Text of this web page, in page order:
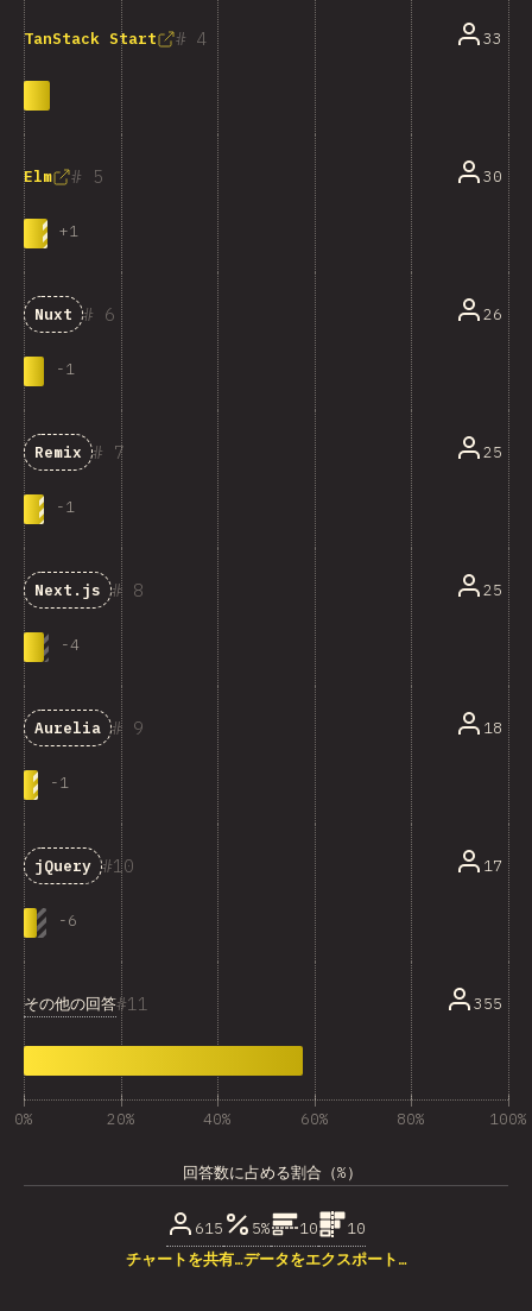
4
TanStack Start 33
5
Elm
+1
30
6
Nuxt
-1
26
7
Remix
-1
25
8
Next.js
-4
25
9
Aurelia
-1
18
10
jQuery
-6
17
11
その他の回答 355
0% 20% 40% 60% 80% 100%
回答数に占める割合（%）
615 5% 10
10
チャートを共有…データをエクスポート…